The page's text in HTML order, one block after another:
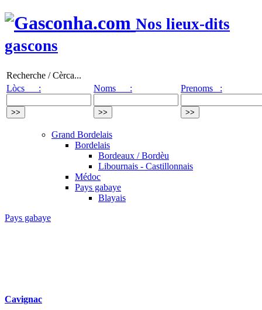
Nos lieux-dits
gascons
Recherche / Cèrca...
Lòcs :
Noms : Prenoms :
Grand Bordelais
Bordelais
Bordeaux / Bordèu
Libournais - Castillonnais
Médoc
Pays gabaye
Blayais
Pays gabaye
Cavignac